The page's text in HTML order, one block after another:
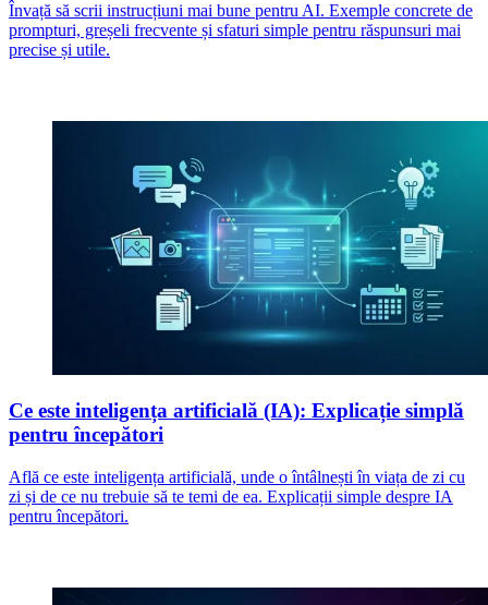
Învață să scrii instrucțiuni mai bune pentru AI. Exemple concrete de
prompturi, greșeli frecvente și sfaturi simple pentru răspunsuri mai
precise și utile.
Ce este inteligența artificială (IA): Explicație simplă
pentru începători
Află ce este inteligența artificială, unde o întâlnești în viața de zi cu
zi și de ce nu trebuie să te temi de ea. Explicații simple despre IA
pentru începători.